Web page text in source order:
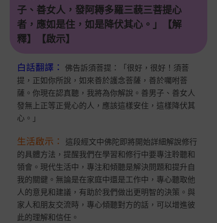
子、善女人，發阿耨多羅三藐三菩提心
者，應如是住，如是降伏其心。」【解
釋】【啟示】
白話翻譯 ： 佛告訴須菩提：「很好，很好！須菩
提，正如你所說，如來善於護念菩薩，善於囑咐菩
薩。你現在認真聽，我將為你解說。善男子、善女人
發無上正等正覺心的人，應該這樣安住，這樣降伏其
心。」
生活啟示 ：
這段經文中佛陀即將開始詳細解說修行
的具體方法，提醒我們在學習和修行中要專注聆聽和
領會。現代生活中，專注和傾聽是解決問題和提升自
我的關鍵。無論是在家庭中還是工作中，專心聽取他
人的意見和建議，有助於我們做出更明智的決策。與
家人和朋友交流時，專心傾聽對方的話，可以增進彼
此的理解和信任。